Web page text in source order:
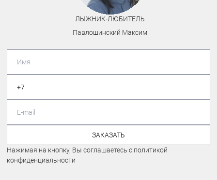
ЛЫЖНИК-ЛЮБИТЕЛЬ
Павлошинский Максим
ЗАКАЗАТЬ
Нажимая на кнопку, Вы соглашаетесь с политикой
конфиденциальности